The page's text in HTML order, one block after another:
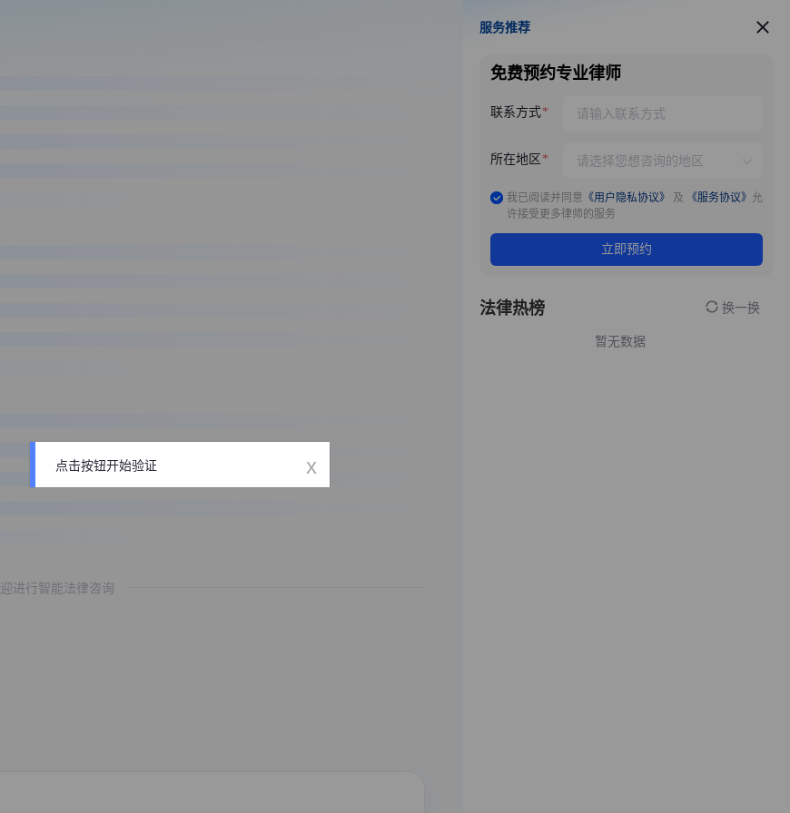
进行智能法律咨询
服务推荐
服务推荐
免费预约专业律师
联系方式
所在地区
我已阅读并同意 《用户隐私协议》 及 《服务协议》 允
许接受更多律师的服务
立即预约
法律热榜 换一换
暂无数据
点击按钮开始验证 x